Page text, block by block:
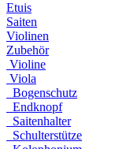
Etuis
Saiten
Violinen
Zubehör
Violine
Viola
Bogenschutz
Endknopf
Saitenhalter
Schulterstütze